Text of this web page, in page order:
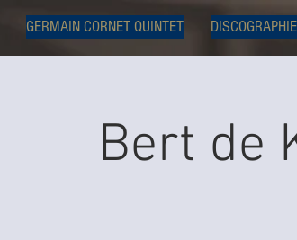
GERMAIN CORNET QUINTET DISCOGRAPHIE
Bert de